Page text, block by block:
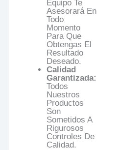
Equipo Te
Asesorará En
Todo
Momento
Para Que
Obtengas El
Resultado
Deseado.
Calidad
Garantizada:
Todos
Nuestros
Productos
Son
Sometidos A
Rigurosos
Controles De
Calidad.